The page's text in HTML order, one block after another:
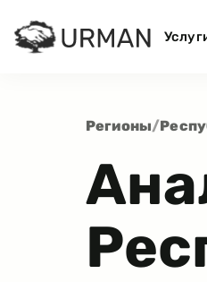
Регионы/